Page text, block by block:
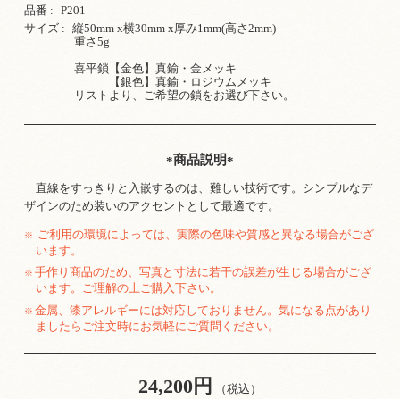
品番 : P201
サイズ : 縦50mm x横30mm x厚み1mm(高さ2mm)
重さ5g
喜平鎖【金色】真鍮・金メッキ
【銀色】真鍮・ロジウムメッキ
リストより、ご希望の鎖をお選び下さい。
商品説明
直線をすっきりと入嵌するのは、難しい技術です。シンプルなデ
ザインのため装いのアクセントとして最適です。
※
ご利用の環境によっては、実際の色味や質感と異なる場合がござ
います。
※ 手作り商品のため、写真と寸法に若干の誤差が生じる場合がござ
います。ご理解の上ご購入下さい。
※ 金属、漆アレルギーには対応しておりません。気になる点があり
ましたらご注文時にお気軽にご質問ください。
24,200円 （税込）